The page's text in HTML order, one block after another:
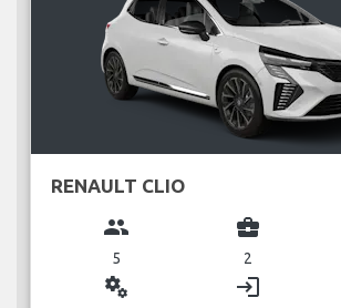
RENAULT CLIO
group
5
business_center
2
miscellaneous_services login